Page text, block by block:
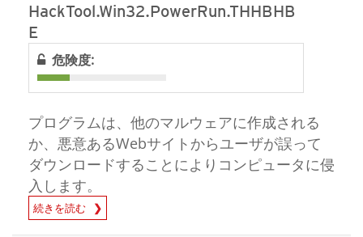
HackTool.Win32.PowerRun.THHBHB
E
危険度:
プログラムは、他のマルウェアに作成される
か、悪意あるWebサイトからユーザが誤って
ダウンロードすることによりコンピュータに侵
入します。
続きを読む